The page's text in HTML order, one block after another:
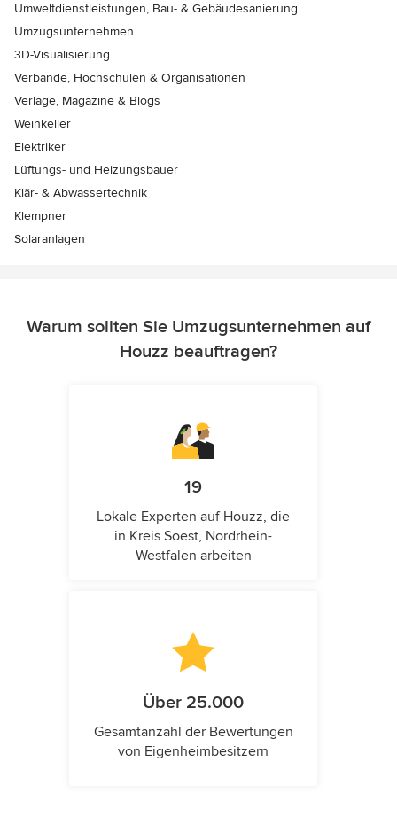
Umweltdienstleistungen, Bau- & Gebäudesanierung
Umzugsunternehmen
3D-Visualisierung
Verbände, Hochschulen & Organisationen
Verlage, Magazine & Blogs
Weinkeller
Elektriker
Lüftungs- und Heizungsbauer
Klär- & Abwassertechnik
Klempner
Solaranlagen
Warum sollten Sie Umzugsunternehmen auf
Houzz beauftragen?
19
Lokale Experten auf Houzz, die
in Kreis Soest, Nordrhein-
Westfalen arbeiten
Über 25.000
Gesamtanzahl der Bewertungen
von Eigenheimbesitzern